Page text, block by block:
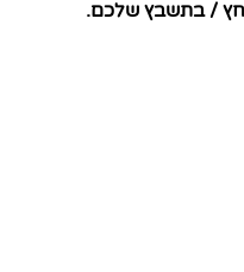
/ בתשבץ שלכם.